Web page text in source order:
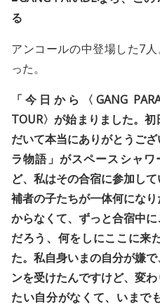
る
アンコールの中登場した7
った。
「今日から〈GANG
TOUR〉が始まりました。
だいて本当にありがとうご
ラ物語」がスペースシャ
ど、私はその合宿に参加し
補者の子たちが一体何にな
からなくて、ずっと合宿中
だろう、何をしにここに来
た。私自身いまの自分が嫌
ンを受けたんですけど、変
たい自分がなくて、いまで